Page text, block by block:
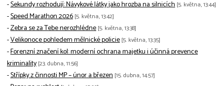
-Sekundy rozhodují: Návykové látky jako hrozba na silnicích [5. května, 13:44]
-Speed Marathon 2026 [5. května, 13:42]
-Zebra se za Tebe nerozhlédne [5. května, 13:38]
-Velikonoce pohledem mělnické policie [5. května, 13:35]
-Forenzní značení kol: moderní ochrana majetku i účinná prevence
kriminality [23. dubna, 11:56]
-Střípky z činnosti MP – únor a březen [15. dubna, 14:57]